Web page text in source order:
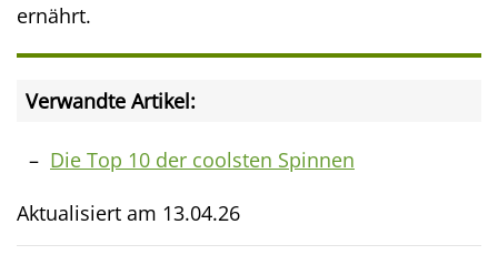
ernährt.
Verwandte Artikel:
Die Top 10 der coolsten Spinnen
Aktualisiert am 13.04.26